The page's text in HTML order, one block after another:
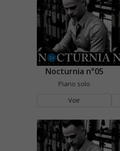
Nocturnia n°05
Piano solo
Voir